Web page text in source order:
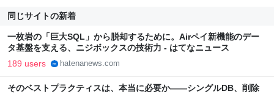
同じサイトの新着
一枚岩の「巨大SQL」から脱却するために。Airペイ新機能のデー
タ基盤を支える、ニジボックスの技術力 - はてなニュース
189 users hatenanews.com
そのベストプラクティスは、本当に必要か——シングルDB、削除